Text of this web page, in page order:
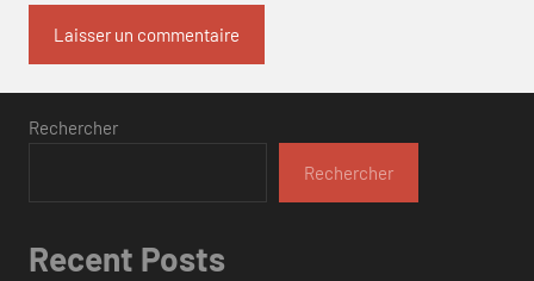
Rechercher
Rechercher
Recent Posts